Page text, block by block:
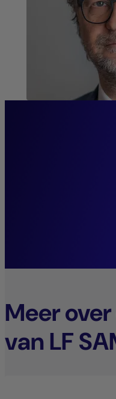
Meer
van LF